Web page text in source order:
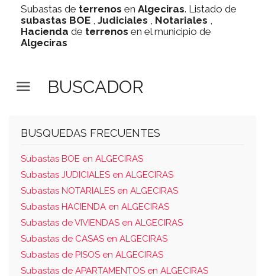
Subastas de terrenos en Algeciras. Listado de
subastas BOE , Judiciales , Notariales ,
Hacienda de terrenos en el municipio de
Algeciras
BUSCADOR
BUSQUEDAS FRECUENTES
Subastas BOE en ALGECIRAS
Subastas JUDICIALES en ALGECIRAS
Subastas NOTARIALES en ALGECIRAS
Subastas HACIENDA en ALGECIRAS
Subastas de VIVIENDAS en ALGECIRAS
Subastas de CASAS en ALGECIRAS
Subastas de PISOS en ALGECIRAS
Subastas de APARTAMENTOS en ALGECIRAS